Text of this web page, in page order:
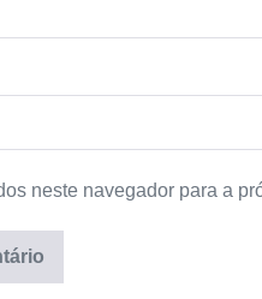
neste navegador para a